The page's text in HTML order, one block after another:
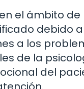
el ámbito
debido
a los
de la
del